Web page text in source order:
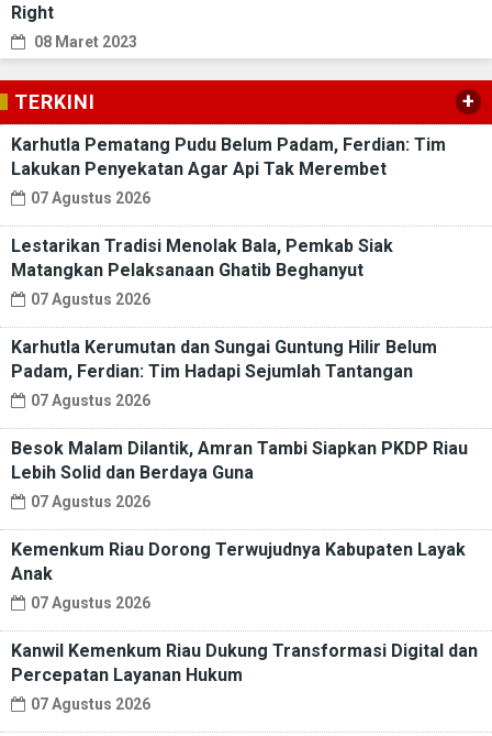
Right
08 Maret 2023
TERKINI +
Karhutla Pematang Pudu Belum Padam, Ferdian: Tim
Lakukan Penyekatan Agar Api Tak Merembet
07 Agustus 2026
Lestarikan Tradisi Menolak Bala, Pemkab Siak
Matangkan Pelaksanaan Ghatib Beghanyut
07 Agustus 2026
Karhutla Kerumutan dan Sungai Guntung Hilir Belum
Padam, Ferdian: Tim Hadapi Sejumlah Tantangan
07 Agustus 2026
Besok Malam Dilantik, Amran Tambi Siapkan PKDP Riau
Lebih Solid dan Berdaya Guna
07 Agustus 2026
Kemenkum Riau Dorong Terwujudnya Kabupaten Layak
Anak
07 Agustus 2026
Kanwil Kemenkum Riau Dukung Transformasi Digital dan
Percepatan Layanan Hukum
07 Agustus 2026